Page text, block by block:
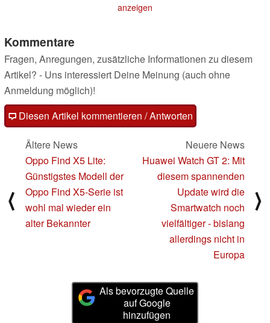
Farben07.01.2022
anzeigen
Kommentare
Fragen, Anregungen, zusätzliche Informationen zu diesem
Artikel? - Uns interessiert Deine Meinung (auch ohne
Anmeldung möglich)!
Diesen Artikel kommentieren / Antworten
⟨
Ältere News
Oppo Find X5 Lite:
Günstigstes Modell der
Oppo Find X5-Serie ist
wohl mal wieder ein
alter Bekannter
Neuere News
Huawei Watch GT 2: Mit
diesem spannenden
Update wird die
Smartwatch noch
vielfältiger - bislang
allerdings nicht in
Europa
⟩
Als bevorzugte Quelle
auf Google
hinzufügen